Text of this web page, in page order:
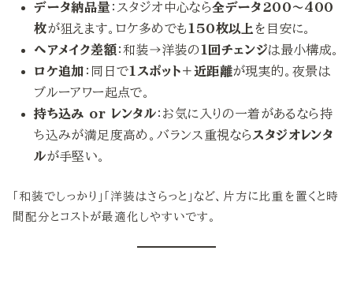
データ納品量 ：スタジオ中心なら全データ200〜400
枚が狙えます。ロケ多めでも150枚以上 を目安に。
ヘアメイク差額 ：和装→洋装の1回チェンジは最小構成。
ロケ追加 ：同日で1スポット＋近距離が現実的。夜景は
ブルーアワー起点で。
持ち込み or レンタル：お気に入りの一着があるなら持
ち込みが満足度高め。バランス重視ならスタジオレンタ
ルが手堅い。
「和装でしっかり」「洋装はさらっと」など、片方に比重を置くと時
間配分とコストが最適化しやすいです。